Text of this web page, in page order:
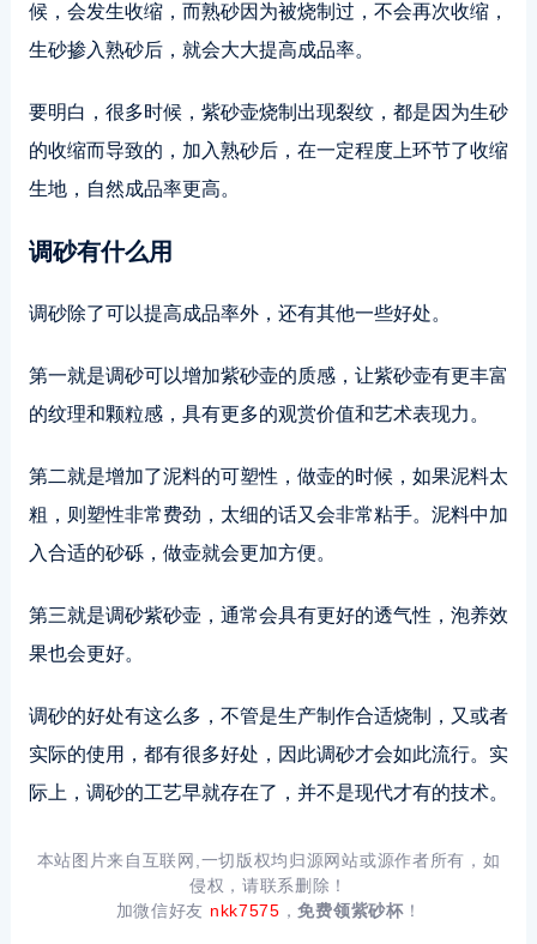
候，会发生收缩，而熟砂因为被烧制过，不会再次收缩，
生砂掺入熟砂后，就会大大提高成品率。
要明白，很多时候，紫砂壶烧制出现裂纹，都是因为生砂
的收缩而导致的，加入熟砂后，在一定程度上环节了收缩
生地，自然成品率更高。
调砂有什么用
调砂除了可以提高成品率外，还有其他一些好处。
第一就是调砂可以增加紫砂壶的质感，让紫砂壶有更丰富
的纹理和颗粒感，具有更多的观赏价值和艺术表现力。
第二就是增加了泥料的可塑性，做壶的时候，如果泥料太
粗，则塑性非常费劲，太细的话又会非常粘手。泥料中加
入合适的砂砾，做壶就会更加方便。
第三就是调砂紫砂壶，通常会具有更好的透气性，泡养效
果也会更好。
调砂的好处有这么多，不管是生产制作合适烧制，又或者
实际的使用，都有很多好处，因此调砂才会如此流行。实
际上，调砂的工艺早就存在了，并不是现代才有的技术。
本站图片来自互联网,一切版权均归源网站或源作者所有，如
侵权，请联系删除！
加微信好友 nkk7575 ，免费领紫砂杯！